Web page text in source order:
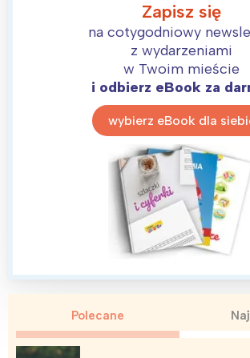
Zapisz się
na cotygodniowy
z wydarzeniami
w Twoim mieście
i odbierz eBook za
wybierz eBook dla
Polecane
Warszawa
Śląsk